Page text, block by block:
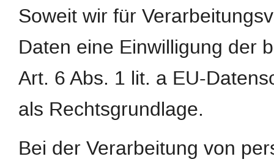
Soweit wir für
Daten eine Einwilligung der
Art. 6 Abs. 1 lit. a EU-
als Rechtsgrundlage.
Bei der Verarbeitung von